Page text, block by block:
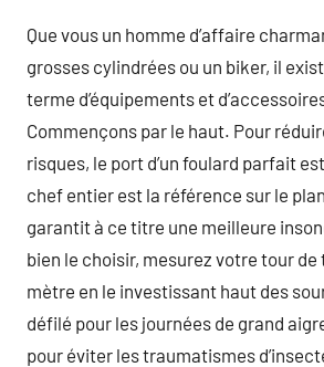
Que vous un homme d’affaire
grosses cylindrées ou un biker, il
terme d’équipements et
Commençons par le haut. Pour
risques, le port d’un foulard parfait
chef entier est la référence sur le
garantit à ce titre une meilleure
bien le choisir, mesurez votre tour de
mètre en le investissant haut des
défilé pour les journées de grand
pour éviter les traumatismes